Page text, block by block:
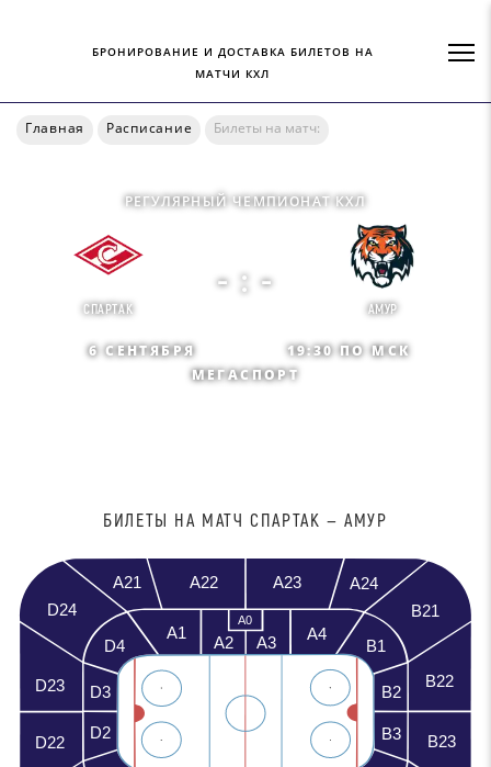
БРОНИРОВАНИЕ И ДОСТАВКА БИЛЕТОВ НА
МАТЧИ КХЛ
Главная Расписание Билеты на матч:
РЕГУЛЯРНЫЙ ЧЕМПИОНАТ КХЛ
СПАРТАК
- : -
АМУР
6 СЕНТЯБРЯ
19:30 ПО МСК
МЕГАСПОРТ
БИЛЕТЫ НА МАТЧ СПАРТАК — АМУР
A1
A2 A3
A4
B1
B2
B3
D2
D3
D4
A0
A21 A22 A23
A24
B21
B22
B23
D22
D23
D24